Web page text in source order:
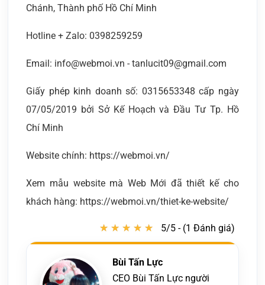
Chánh, Thành phố Hồ Chí Minh
Hotline + Zalo: 0398259259
Email: info@webmoi.vn - tanlucit09@gmail.com
Giấy phép kinh doanh số: 0315653348 cấp ngày
07/05/2019 bởi Sở Kế Hoạch và Đầu Tư Tp. Hồ
Chí Minh
Website chính: https://webmoi.vn/
Xem mẫu website mà Web Mới đã thiết kế cho
khách hàng: https://webmoi.vn/thiet-ke-website/
★ ★ ★ ★ ★
★ ★ ★ ★ ★ 5/5 - (1 Đánh giá)
Bùi Tấn Lực
CEO Bùi Tấn Lực người